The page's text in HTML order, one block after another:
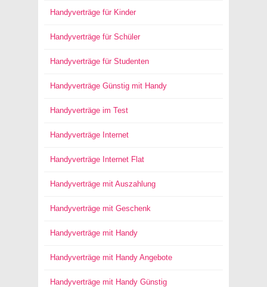
Handyverträge für Kinder
Handyverträge für Schüler
Handyverträge für Studenten
Handyverträge Günstig mit Handy
Handyverträge im Test
Handyverträge Internet
Handyverträge Internet Flat
Handyverträge mit Auszahlung
Handyverträge mit Geschenk
Handyverträge mit Handy
Handyverträge mit Handy Angebote
Handyverträge mit Handy Günstig